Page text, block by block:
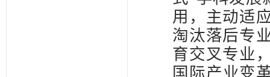
用，主动适
淘汰落后专
育交叉专业
国际产业变